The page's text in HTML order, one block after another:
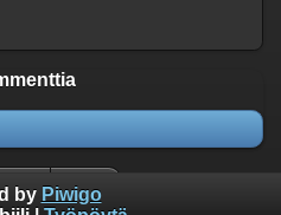
by Piwigo